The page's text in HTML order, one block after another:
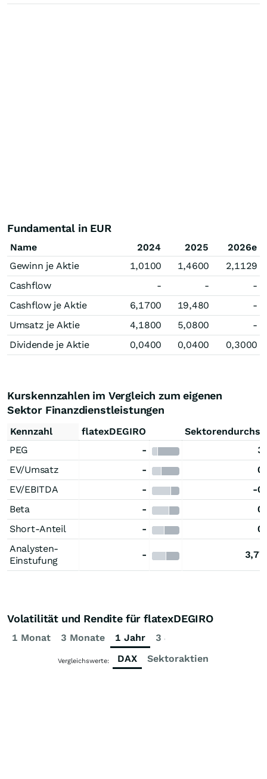
Fundamental in EUR
Name 2024 2025
2026e
Gewinn je Aktie
1,0100 1,4600
2,1129
Cashflow
- -
-
Cashflow je Aktie
6,1700 19,480
-
Umsatz je Aktie
4,1800 5,0800
-
Dividende je Aktie
0,0400 0,0400 0,3000
Kurskennzahlen im Vergleich zum eigenen
Sektor Finanzdienstleistungen
Kennzahl flatexDEGIRO
PEG
-
EV/Umsatz
-
EV/EBITDA
-
-
Beta
-
Short-Anteil
-
Analysten-
Einstufung
-
Volatilität und Rendite für flatexDEGIRO
1 Monat 3 Monate 1 Jahr 3 Jahre
Vergleichswerte: DAX Sektoraktien